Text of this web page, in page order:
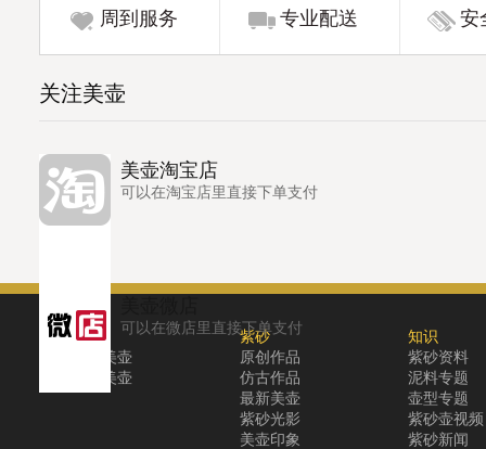
周到服务 专业配送 安
关注美壶
美壶淘宝店
可以在淘宝店里直接下单支付
可以在微店里直接下单支付
关于
关于美壶
联系美壶
紫砂
原创作品
仿古作品
最新美壶
紫砂光影
美壶印象
知识
紫砂资料
泥料专题
壶型专题
紫砂壶视频
紫砂新闻